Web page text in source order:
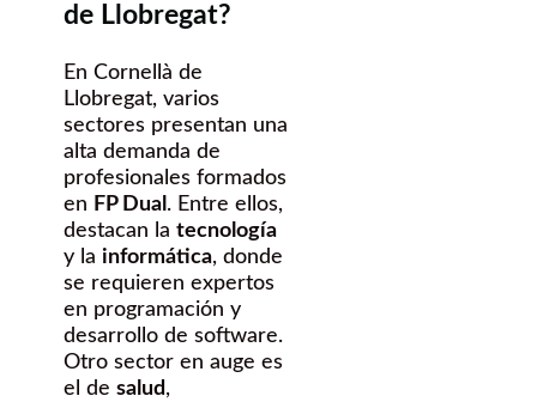
de Llobregat?
En Cornellà de
Llobregat, varios
sectores presentan una
alta demanda de
profesionales formados
en FP Dual . Entre ellos,
destacan la tecnología
y la informática, donde
se requieren expertos
en programación y
desarrollo de software.
Otro sector en auge es
el de salud,